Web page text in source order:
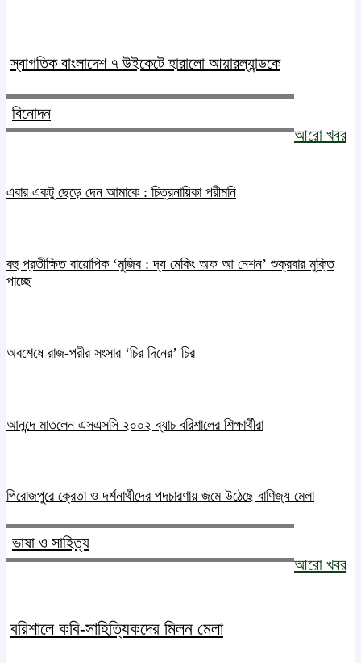
স্বাগতিক বাংলাদেশ ৭ উইকেটে হারালো আয়ারল্যান্ডকে
আরো খবর
বিনোদন
এবার একটু ছেড়ে দেন আমাকে : চিত্রনায়িকা পরীমনি
বহু প্রতীক্ষিত বায়োপিক ‘মুজিব : দ্য মেকিং অফ আ নেশন’ শুক্রবার মুক্তি
পাচ্ছে
অবশেষে রাজ-পরীর সংসার ‘চির দিনের’ চির
আনন্দে মাতলেন এসএসসি ২০০২ ব্যাচ বরিশালের শিক্ষার্থীরা
পিরোজপুরে ক্রেতা ও দর্শনার্থীদের পদচারণায় জমে উঠেছে বাণিজ্য মেলা
আরো খবর
ভাষা ও সাহিত্য
বরিশালে কবি-সাহিত্যিকদের মিলন মেলা